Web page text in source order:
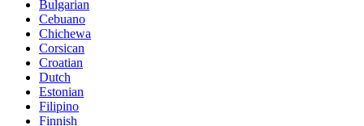
Bulgarian
Cebuano
Chichewa
Corsican
Croatian
Dutch
Estonian
Filipino
Finnish